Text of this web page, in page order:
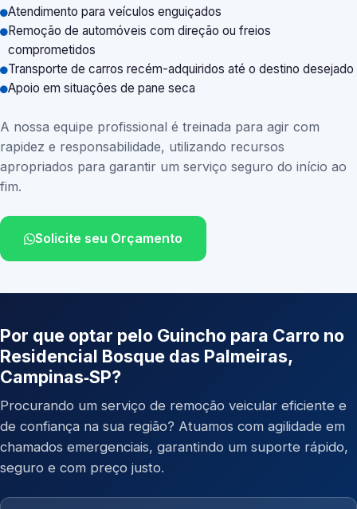
Atendimento para veículos enguiçados
Remoção de automóveis com direção ou freios
comprometidos
Transporte de carros recém-adquiridos até o destino desejado
Apoio em situações de pane seca
A nossa equipe profissional é treinada para agir com
rapidez e responsabilidade, utilizando recursos
apropriados para garantir um serviço seguro do início ao
fim.
Solicite seu Orçamento
Por que optar pelo Guincho para Carro no
Residencial Bosque das Palmeiras,
Campinas‑SP?
Procurando um serviço de remoção veicular eficiente e
de confiança na sua região? Atuamos com agilidade em
chamados emergenciais, garantindo um suporte rápido,
seguro e com preço justo.